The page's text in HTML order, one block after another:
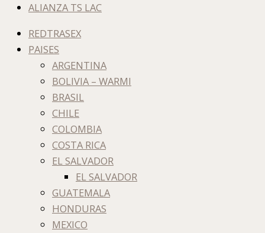
ALIANZA TS LAC
REDTRASEX
PAISES
ARGENTINA
BOLIVIA – WARMI
BRASIL
CHILE
COLOMBIA
COSTA RICA
EL SALVADOR
EL SALVADOR
GUATEMALA
HONDURAS
MEXICO